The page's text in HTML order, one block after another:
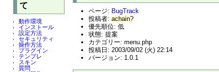
て
動作環境
インストール
設定方法
セキュリティ
操作方法
プラグイン
テンプレ
スキン
質問
ページ: BugTrack
投稿者:achain?
優先順位: 低
状態: 提案
カテゴリー: menu.php
投稿日: 2003/09/02 (火) 22:14
バージョン: 1.0.1